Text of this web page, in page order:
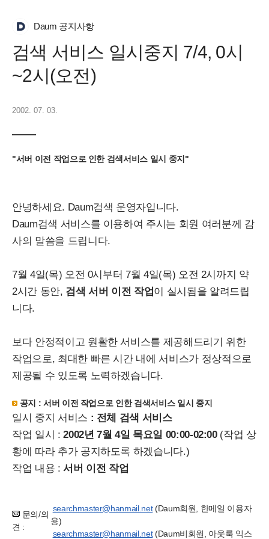
Daum 공지사항
검색 서비스 일시중지 7/4, 0시
~2시(오전)
2002. 07. 03.
"서버 이전 작업으로 인한 검색서비스 일시 중지"
안녕하세요. Daum검색 운영자입니다.
Daum검색 서비스를 이용하여 주시는 회원 여러분께 감
사의 말씀을 드립니다.
7월 4일(목) 오전 0시부터 7월 4일(목) 오전 2시까지 약
2시간 동안, 검색 서버 이전 작업이 실시됨을 알려드립
니다.
보다 안정적이고 원활한 서비스를 제공해드리기 위한
작업으로, 최대한 빠른 시간 내에 서비스가 정상적으로
제공될 수 있도록 노력하겠습니다.
공지 : 서버 이전 작업으로 인한 검색서비스 일시 중지
일시 중지 서비스 : 전체 검색 서비스
작업 일시 :2002년 7월 4일 목요일 00:00-02:00 (작업 상
황에 따라 추가 공지하도록 하겠습니다.)
작업 내용 :서버 이전 작업
문의/의
견 :
searchmaster@hanmail.net(Daum회원, 한메일 이용자
용)
searchmaster@hanmail.net(Daum비회원, 아웃룩 익스